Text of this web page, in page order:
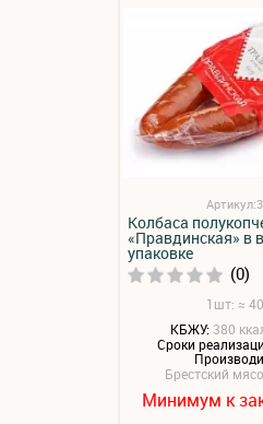
Колбаса
«Правдинская» в
упаковке
(0)
1шт: ≈
КБЖУ: 380
Сроки
Брестский
Минимум к